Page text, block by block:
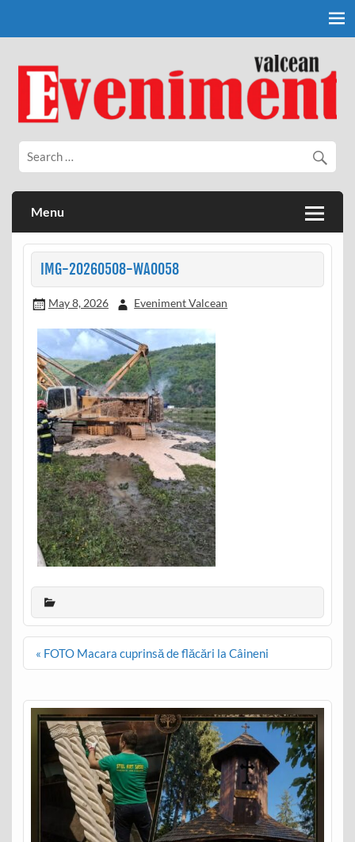
Eveniment Valcean
Menu
IMG-20260508-WA0058
May 8, 2026 Eveniment Valcean
Post
« FOTO Macara cuprinsă de flăcări la Câineni